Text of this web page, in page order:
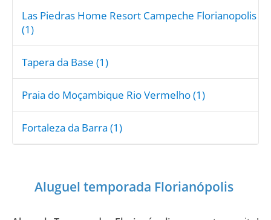
Las Piedras Home Resort Campeche Florianopolis
(1)
Tapera da Base (1)
Praia do Moçambique Rio Vermelho (1)
Fortaleza da Barra (1)
Aluguel temporada Florianópolis